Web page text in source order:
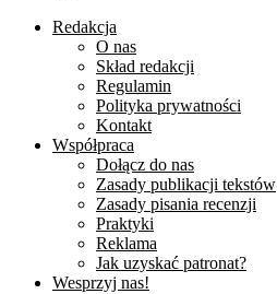
Redakcja
O nas
Skład redakcji
Regulamin
Polityka prywatności
Kontakt
Współpraca
Dołącz do nas
Zasady publikacji tekstów
Zasady pisania recenzji
Praktyki
Reklama
Jak uzyskać patronat?
Wesprzyj nas!